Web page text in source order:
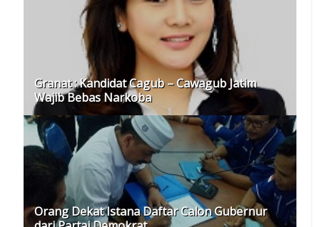
Granat : Kandidat Cagub – Cawagub Jatim
Wajib Bebas Narkoba
Orang Dekat Istana Daftar Calon Gubernur